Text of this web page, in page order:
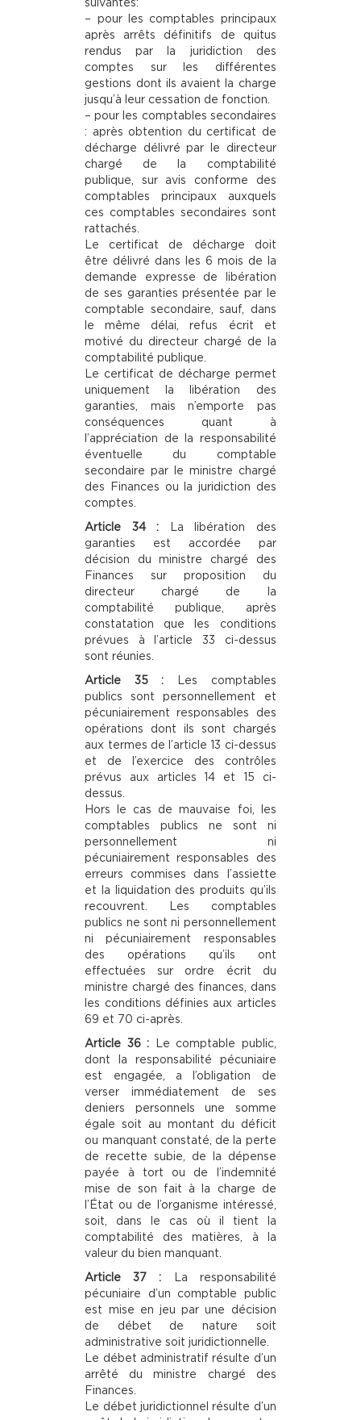
suivantes:
– pour les comptables principaux
après arrêts définitifs de quitus
rendus par la juridiction des
comptes sur les différentes
gestions dont ils avaient la charge
jusqu’à leur cessation de fonction.
– pour les comptables secondaires
: après obtention du certificat de
décharge délivré par le directeur
chargé de la comptabilité
publique, sur avis conforme des
comptables principaux auxquels
ces comptables secondaires sont
rattachés.
Le certificat de décharge doit
être délivré dans les 6 mois de la
demande expresse de libération
de ses garanties présentée par le
comptable secondaire, sauf, dans
le même délai, refus écrit et
motivé du directeur chargé de la
comptabilité publique.
Le certificat de décharge permet
uniquement la libération des
garanties, mais n’emporte pas
conséquences quant à
l’appréciation de la responsabilité
éventuelle du comptable
secondaire par le ministre chargé
des Finances ou la juridiction des
comptes.
Article 34 : La libération des
garanties est accordée par
décision du ministre chargé des
Finances sur proposition du
directeur chargé de la
comptabilité publique, après
constatation que les conditions
prévues à l’article 33 ci-dessus
sont réunies.
Article 35 : Les comptables
publics sont personnellement et
pécuniairement responsables des
opérations dont ils sont chargés
aux termes de l’article 13 ci-dessus
et de l’exercice des contrôles
prévus aux articles 14 et 15 ci-
dessus.
Hors le cas de mauvaise foi, les
comptables publics ne sont ni
personnellement ni
pécuniairement responsables des
erreurs commises dans l’assiette
et la liquidation des produits qu’ils
recouvrent. Les comptables
publics ne sont ni personnellement
ni pécuniairement responsables
des opérations qu’ils ont
effectuées sur ordre écrit du
ministre chargé des finances, dans
les conditions définies aux articles
69 et 70 ci-après.
Article 36 : Le comptable public,
dont la responsabilité pécuniaire
est engagée, a l’obligation de
verser immédiatement de ses
deniers personnels une somme
égale soit au montant du déficit
ou manquant constaté, de la perte
de recette subie, de la dépense
payée à tort ou de l’indemnité
mise de son fait à la charge de
l’État ou de l’organisme intéressé,
soit, dans le cas où il tient la
comptabilité des matières, à la
valeur du bien manquant.
Article 37 : La responsabilité
pécuniaire d’un comptable public
est mise en jeu par une décision
de débet de nature soit
administrative soit juridictionnelle.
Le débet administratif résulte d’un
arrêté du ministre chargé des
Finances.
Le débet juridictionnel résulte d’un